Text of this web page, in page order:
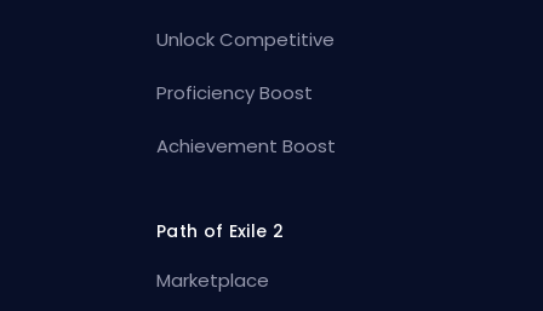
Unlock Competitive
Proficiency Boost
Achievement Boost
Path of Exile 2
Marketplace